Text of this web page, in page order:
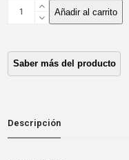
BULON
MEGA/CORSA
DIESEL
1.5T/1.7
MM)
cantidad
Añadir al carrito
Descripción